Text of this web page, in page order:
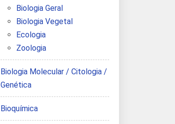
Biologia Geral
Biologia Vegetal
Ecologia
Zoologia
Biologia Molecular / Citologia /
Genética
Bioquímica